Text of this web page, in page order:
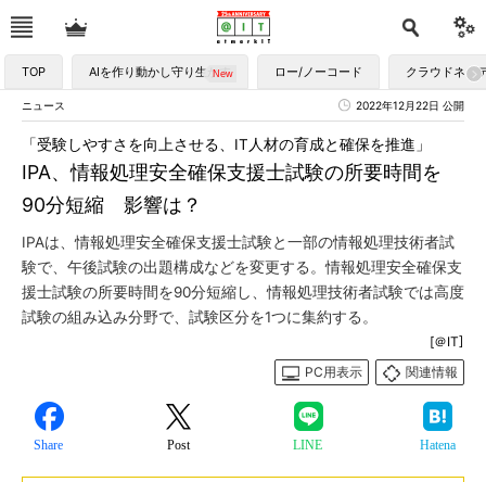
TOP AIを作り動かし守り生かす ロー/ノーコード クラウドネイ
ニュース 2022年12月22日 公開
IPA、情報処理安全確保支援士試験の所要時間を
90分短縮 影響は？
「受験しやすさを向上させる、IT人材の育成と確保を推進」
IPAは、情報処理安全確保支援士試験と一部の情報処理技術者試
験で、午後試験の出題構成などを変更する。情報処理安全確保支
援士試験の所要時間を90分短縮し、情報処理技術者試験では高度
試験の組み込み分野で、試験区分を1つに集約する。
[＠IT]
PC用表示
関連情報
Share Post LINE Hatena